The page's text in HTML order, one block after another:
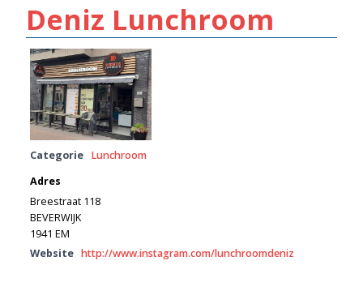
Deniz Lunchroom
Categorie Lunchroom
Adres
Breestraat 118
BEVERWIJK
1941 EM
Website http://www.instagram.com/lunchroomdeniz